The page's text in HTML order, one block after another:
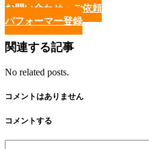
お問い合わせ・ご依頼
パフォーマー登録
関連する記事
No related posts.
コメントはありません
コメントする